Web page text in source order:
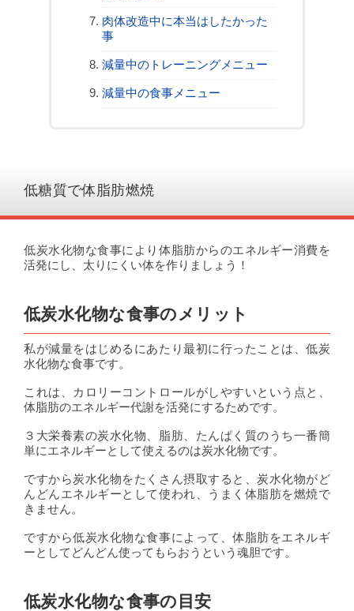
肉体改造中に本当はしたかった
事
減量中のトレーニングメニュー
減量中の食事メニュー
低糖質で体脂肪燃焼
低炭水化物な食事により体脂肪からのエネルギー消費を
活発にし、太りにくい体を作りましょう！
低炭水化物な食事のメリット
私が減量をはじめるにあたり最初に行ったことは、低炭
水化物な食事です。
これは、カロリーコントロールがしやすいという点と、
体脂肪のエネルギー代謝を活発にするためです。
３大栄養素の炭水化物、脂肪、たんぱく質のうち一番簡
単にエネルギーとして使えるのは炭水化物です。
ですから炭水化物をたくさん摂取すると、炭水化物がど
んどんエネルギーとして使われ、うまく体脂肪を燃焼で
きません。
ですから低炭水化物な食事によって、体脂肪をエネルギ
ーとしてどんどん使ってもらおうという魂胆です。
低炭水化物な食事の目安